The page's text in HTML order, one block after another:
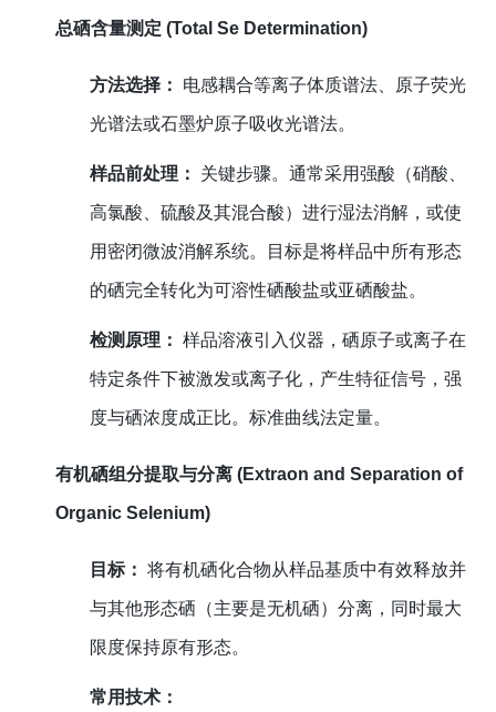
总硒含量测定 (Total Se Determination)
方法选择： 电感耦合等离子体质谱法、原子荧光
光谱法或石墨炉原子吸收光谱法。
样品前处理： 关键步骤。通常采用强酸（硝酸、
高氯酸、硫酸及其混合酸）进行湿法消解，或使
用密闭微波消解系统。目标是将样品中所有形态
的硒完全转化为可溶性硒酸盐或亚硒酸盐。
检测原理： 样品溶液引入仪器，硒原子或离子在
特定条件下被激发或离子化，产生特征信号，强
度与硒浓度成正比。标准曲线法定量。
有机硒组分提取与分离 (Extraon and Separation of
Organic Selenium)
目标： 将有机硒化合物从样品基质中有效释放并
与其他形态硒（主要是无机硒）分离，同时最大
限度保持原有形态。
常用技术：